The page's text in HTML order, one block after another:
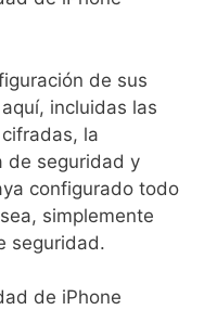
de sus
incluidas las
la
de seguridad y
configurado todo
simplemente
seguridad.